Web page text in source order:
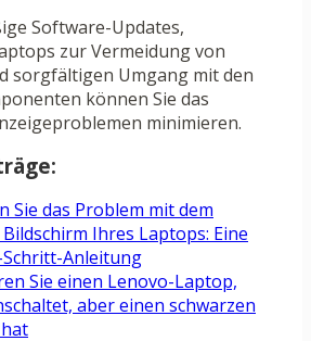
Software-Updates,
zur Vermeidung von
sorgfältigen Umgang mit den
können Sie das
minimieren.
Sie das Problem mit dem
Ihres Laptops: Eine
Anleitung
Sie einen Lenovo-Laptop,
aber einen schwarzen